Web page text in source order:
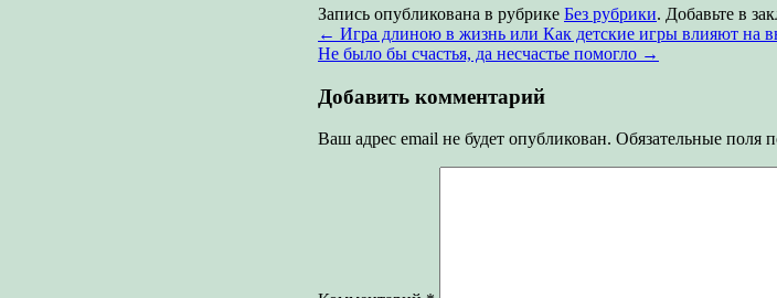
Запись опубликована в рубрике Без рубрики. Добавьте в
← Игра длиною в жизнь или Как детские игры влияют на
Не было бы счастья, да несчастье помогло →
Добавить комментарий
Ваш адрес email не будет опубликован. Обязательные поля